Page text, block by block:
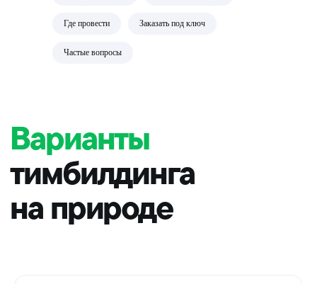
Где провести Заказать под ключ
Частые вопросы